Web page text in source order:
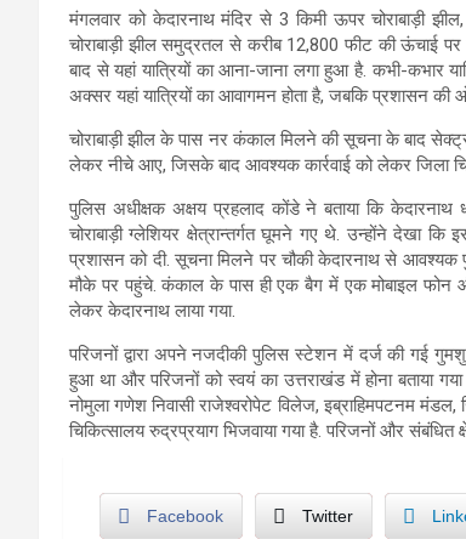
मंगलवार को केदारनाथ मंदिर से 3 किमी ऊपर चोराबाड़ी
चोराबाड़ी झील समुद्रतल से करीब 12,800 फीट की ऊंचाई
बाद से यहां यात्रियों का आना-जाना लगा हुआ है. कभी-कभार
अक्सर यहां यात्रियों का आवागमन होता है, जबकि प्रशासन
चोराबाड़ी झील के पास नर कंकाल मिलने की सूचना के बाद
लेकर नीचे आए, जिसके बाद आवश्यक कार्रवाई को लेकर जिला
पुलिस अधीक्षक अक्षय प्रहलाद कोंडे ने बताया कि
चोराबाड़ी ग्लेशियर क्षेत्रान्तर्गत घूमने गए थे. उन्होंने देखा
प्रशासन को दी. सूचना मिलने पर चौकी केदारनाथ से
मौके पर पहुंचे. कंकाल के पास ही एक बैग में एक मोबाइल फोन
लेकर केदारनाथ लाया गया.
परिजनों द्वारा अपने नजदीकी पुलिस स्टेशन में दर्ज की गई
हुआ था और परिजनों को स्वयं का उत्तराखंड में होना बताया
नोमुला गणेश निवासी राजेश्वरोपेट विलेज, इब्राहिमपटनम
चिकित्सालय रुद्रप्रयाग भिजवाया गया है. परिजनों और
Facebook Twitter